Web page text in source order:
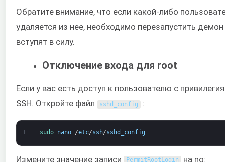
Обратите внимание, что если какой-либо
удаляется из нее, необходимо перезапустить
вступят в силу.
Отключение входа для root
Если у вас есть доступ к пользователю с
SSH. Откройте файл
sshd_config :
1 sudo nano /etc/ssh/sshd_config
Измените значение записи PermitRootLogin на no: